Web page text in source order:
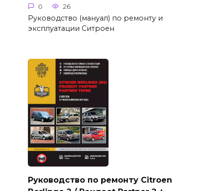
0 26
Руководство (мануал) по ремонту и
эксплуатации Ситроен
Руководство по ремонту Citroen